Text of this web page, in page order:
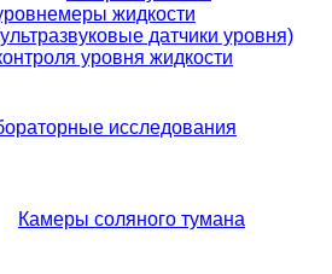
жидкости
датчики уровня)
уровня жидкости
исследования
Камеры соляного тумана